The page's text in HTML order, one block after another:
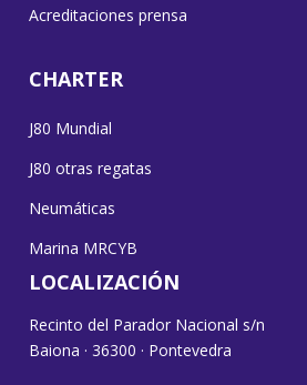
Acreditaciones prensa
CHARTER
J80 Mundial
J80 otras regatas
Neumáticas
Marina MRCYB
LOCALIZACIÓN
Recinto del Parador Nacional s/n
Baiona · 36300 · Pontevedra